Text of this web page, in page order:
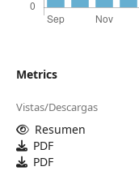
Metrics
Vistas/Descargas
Resumen
PDF
PDF